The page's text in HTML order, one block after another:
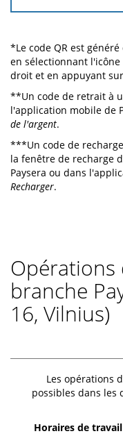
*Le code QR est
en sélectionnant
droit et en appuyant sur
**Un code de retrait à
l'application mobile de
de l'argent.
***Un code de
la fenêtre de recharge
Paysera ou dans
Recharger.
Opérations
branche
16, Vilnius)
Les opérations
possibles dans les
Horaires de travail